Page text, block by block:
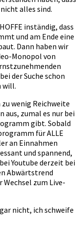
alles sind.
inständig, dass
und am Ende eine
Dann haben wir
Monopol von
der Suche schon
will.
zu wenig Reichweite
aus, zumal es nur bei
gibt. Sobald
für ALLE
an Einnahmen
und spannend,
Youtube derzeit bei
Abwärtstrend
Wechsel zum Live-
nicht, ich schweife